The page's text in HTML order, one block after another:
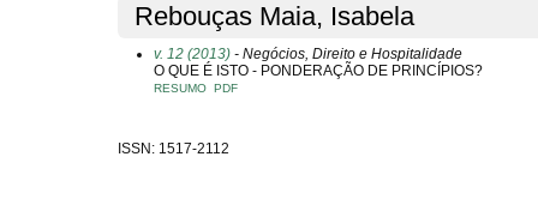
Rebouças Maia, Isabela
v. 12 (2013) - Negócios, Direito e Hospitalidade
O QUE É ISTO - PONDERAÇÃO DE PRINCÍPIOS?
RESUMO PDF
ISSN: 1517-2112